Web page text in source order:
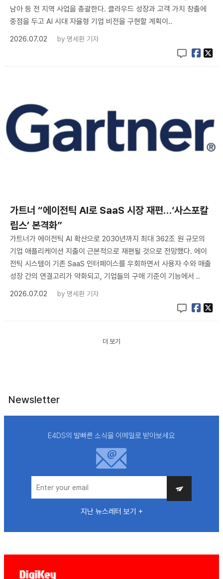
남아 등 전 지역 사업을 총괄한다. 클라우드 성장과 고객 가치 창출에
중점을 두고 AI 시대 자율형 기업 비전을 구현할 계획이..
2026.07.02
by 명세환 기자
가트너 “에이전틱 AI로 SaaS 시장 재편…‘사스포칼
립스’ 본격화”
가트너가 에이전틱 AI 확산으로 2030년까지 최대 362조 원 규모의
기업 애플리케이션 지출이 근본적으로 재편될 것으로 전망했다. 에이
전틱 시스템이 기존 SaaS 인터페이스를 우회하면서 사용자 수와 매출
성장 간의 연결고리가 약화되고, 기업들의 구매 기준이 기능에서 ..
2026.07.02
by 명세환 기자
더 보기
Newsletter
E4DS의 발빠른 소식을 이메일로 받아보세요
지난 뉴스레터 보기 +